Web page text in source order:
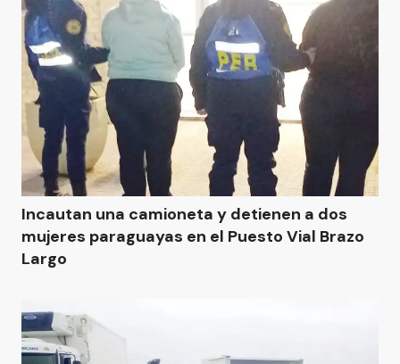
Incautan una camioneta y detienen a dos
mujeres paraguayas en el Puesto Vial Brazo
Largo